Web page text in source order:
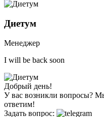
Диетум
Менеджер
I will be back soon
Добрый день!
У вас возникли вопросы?
ответим!
Задать вопрос: